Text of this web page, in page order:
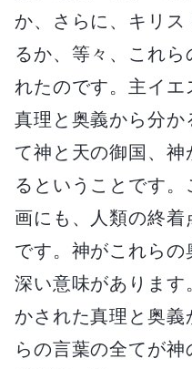
か、さらに、キリ
るか、等々、これら
れたのです。主イ
真理と奥義から分
て神と天の御国、
るということです
画にも、人類の終
です。神がこれら
深い意味があります
かされた真理と奥
らの言葉の全てが神